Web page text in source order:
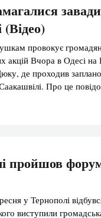
провокує
акцій Вчора в Одесі
де проходив
Про це
на 16.00 зібралося
пройшов
у Тернополі
виступили